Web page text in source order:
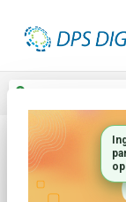
Inicio